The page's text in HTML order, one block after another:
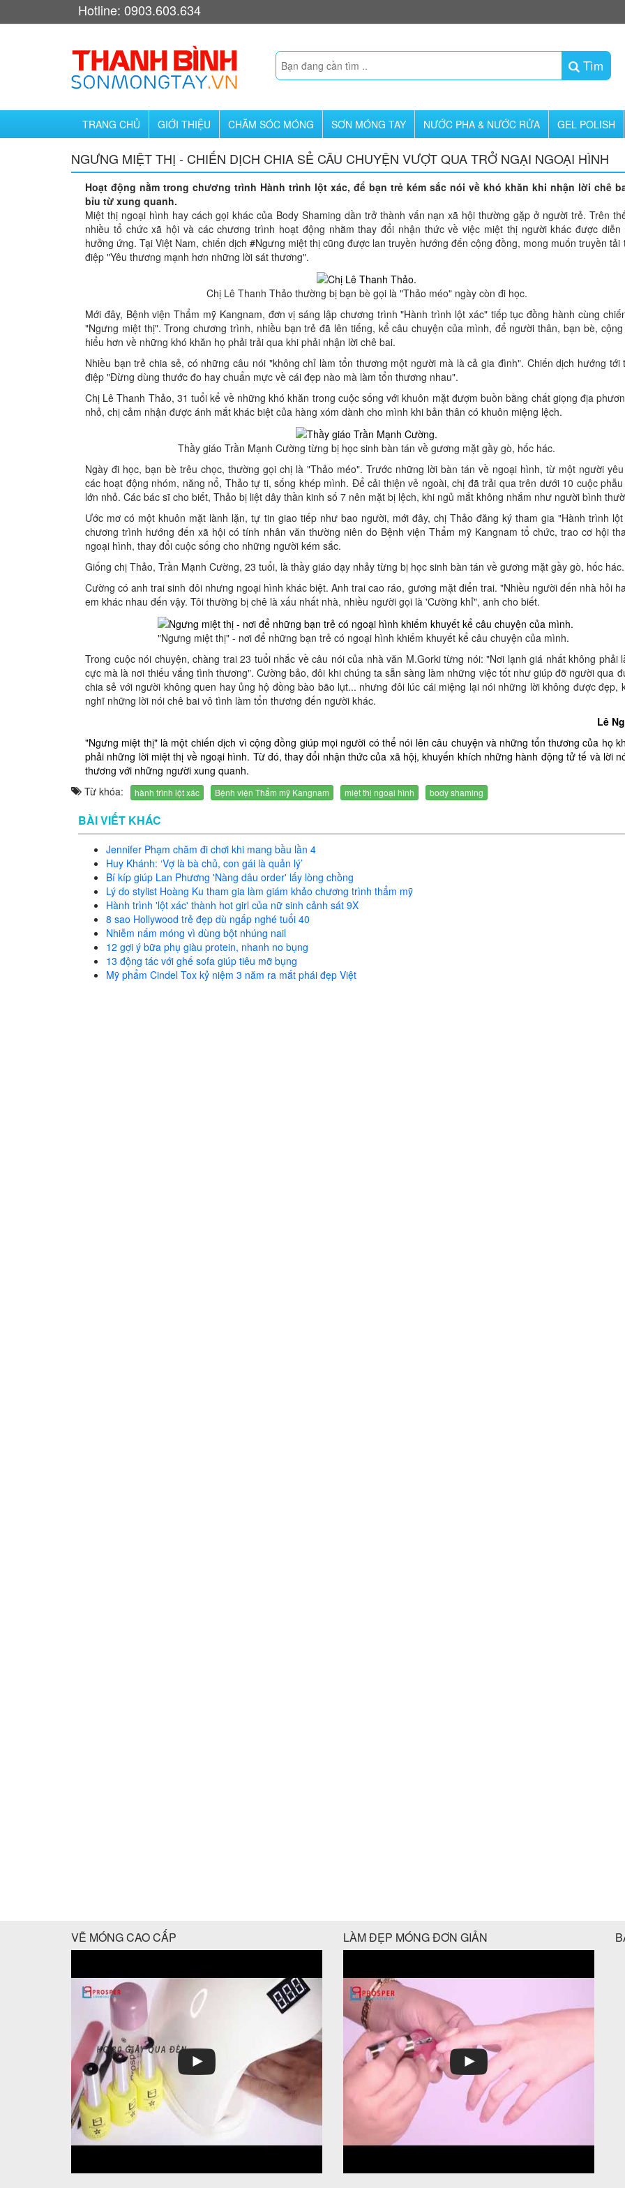
Hotline: 0903.603.634
Tìm
TRANG CHỦ GIỚI THIỆU CHĂM SÓC MÓNG SƠN MÓNG TAY NƯỚC PHA & NƯỚC RỬA GEL POLISH
NGƯNG MIỆT THỊ - CHIẾN DỊCH CHIA SẺ CÂU CHUYỆN VƯỢT QUA TRỞ NGẠI NGOẠI HÌNH
Hoạt động nằm trong chương trình Hành trình lột xác, để bạn trẻ kém sắc nói về khó khăn khi nhận lời chê
bỉu từ xung quanh.
Miệt thị ngoại hình hay cách gọi khác của Body Shaming dần trở thành vấn nạn xã hội thường gặp ở người trẻ. Trên
nhiều tổ chức xã hội và các chương trình hoạt động nhằm thay đổi nhận thức về việc miệt thị người khác được diễn
hưởng ứng. Tại Việt Nam, chiến dịch #Ngưng miệt thị cũng được lan truyền hướng đến cộng đồng, mong muốn truyền tải
điệp "Yêu thương mạnh hơn những lời sát thương".
Chị Lê Thanh Thảo thường bị bạn bè gọi là "Thảo méo" ngày còn đi học.
Mới đây, Bệnh viện Thẩm mỹ Kangnam, đơn vị sáng lập chương trình "Hành trình lột xác" tiếp tục đồng hành cùng
"Ngưng miệt thị". Trong chương trình, nhiều bạn trẻ đã lên tiếng, kể câu chuyện của mình, để người thân, bạn bè, cộng
hiểu hơn về những khó khăn họ phải trải qua khi phải nhận lời chê bai.
Nhiều bạn trẻ chia sẻ, có những câu nói "không chỉ làm tổn thương một người mà là cả gia đình". Chiến dịch hướng tới
điệp "Đừng dùng thước đo hay chuẩn mực về cái đẹp nào mà làm tổn thương nhau".
Chị Lê Thanh Thảo, 31 tuổi kể về những khó khăn trong cuộc sống với khuôn mặt đượm buồn bằng chất giọng địa
nhỏ, chị cảm nhận được ánh mắt khác biệt của hàng xóm dành cho mình khi bản thân có khuôn miệng lệch.
Thầy giáo Trần Mạnh Cường từng bị học sinh bàn tán về gương mặt gầy gò, hốc hác.
Ngày đi học, bạn bè trêu chọc, thường gọi chị là "Thảo méo". Trước những lời bàn tán về ngoại hình, từ một người
các hoạt động nhóm, năng nổ, Thảo tự ti, sống khép mình. Để cải thiện vẻ ngoài, chị đã trải qua trên dưới 10 cuộc
lớn nhỏ. Các bác sĩ cho biết, Thảo bị liệt dây thần kinh số 7 nên mặt bị lệch, khi ngủ mắt không nhắm như người bình
Ước mơ có một khuôn mặt lành lặn, tự tin giao tiếp như bao người, mới đây, chị Thảo đăng ký tham gia "Hành trình
chương trình hướng đến xã hội có tính nhân văn thường niên do Bệnh viện Thẩm mỹ Kangnam tổ chức, trao cơ hội
ngoại hình, thay đổi cuộc sống cho những người kém sắc.
Giống chị Thảo, Trần Mạnh Cường, 23 tuổi, là thầy giáo dạy nhảy từng bị học sinh bàn tán về gương mặt gầy gò, hốc hác.
Cường có anh trai sinh đôi nhưng ngoại hình khác biệt. Anh trai cao ráo, gương mặt điển trai. "Nhiều người đến nhà hỏi
em khác nhau đến vậy. Tôi thường bị chê là xấu nhất nhà, nhiều người gọi là 'Cường khỉ", anh cho biết.
"Ngưng miệt thị" - nơi để những bạn trẻ có ngoại hình khiếm khuyết kể câu chuyện của mình.
Trong cuộc nói chuyện, chàng trai 23 tuổi nhắc về câu nói của nhà văn M.Gorki từng nói: "Nơi lạnh giá nhất không phải
cực mà là nơi thiếu vắng tình thương". Cường bảo, đôi khi chúng ta sẵn sàng làm những việc tốt như giúp đỡ người qua
chia sẻ với người không quen hay ủng hộ đồng bào bão lụt... nhưng đôi lúc cái miệng lại nói những lời không được đẹp,
nghĩ những lời nói chê bai vô tình làm tổn thương đến người khác.
Lê
"Ngưng miệt thị" là một chiến dịch vì cộng đồng giúp mọi người có thể nói lên câu chuyện và những tổn thương của họ
phải những lời miệt thị về ngoại hình. Từ đó, thay đổi nhận thức của xã hộị, khuyến khích những hành động tử tế và lời
thương với những người xung quanh.
Từ khóa:
hành trình lột xác Bệnh viện Thẩm mỹ Kangnam miệt thị ngoại hình body shaming
BÀI VIẾT KHÁC
Jennifer Phạm chăm đi chơi khi mang bầu lần 4
Huy Khánh: ‘Vợ là bà chủ, con gái là quản lý’
Bí kíp giúp Lan Phương 'Nàng dâu order' lấy lòng chồng
Lý do stylist Hoàng Ku tham gia làm giám khảo chương trình thẩm mỹ
Hành trình 'lột xác' thành hot girl của nữ sinh cảnh sát 9X
8 sao Hollywood trẻ đẹp dù ngấp nghé tuổi 40
Nhiễm nấm móng vì dùng bột nhúng nail
12 gợi ý bữa phụ giàu protein, nhanh no bụng
13 động tác với ghế sofa giúp tiêu mỡ bụng
Mỹ phẩm Cindel Tox kỷ niệm 3 năm ra mắt phái đẹp Việt
VẼ MÓNG CAO CẤP LÀM ĐẸP MÓNG ĐƠN GIẢN